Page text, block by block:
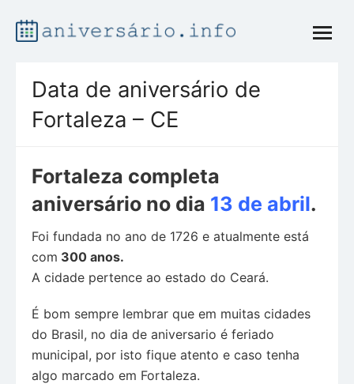
to
open
Data de aniversário de
Fortaleza – CE
Fortaleza completa
aniversário no dia 13 de abril.
Foi fundada no ano de 1726 e atualmente está
com 300 anos.
A cidade pertence ao estado do Ceará.
É bom sempre lembrar que em muitas cidades
do Brasil, no dia de aniversario é feriado
municipal, por isto fique atento e caso tenha
algo marcado em Fortaleza.